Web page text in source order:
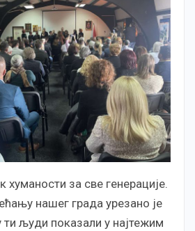
хуманости за све генерације.
нашег града урезано је
ти људи показали у најтежим